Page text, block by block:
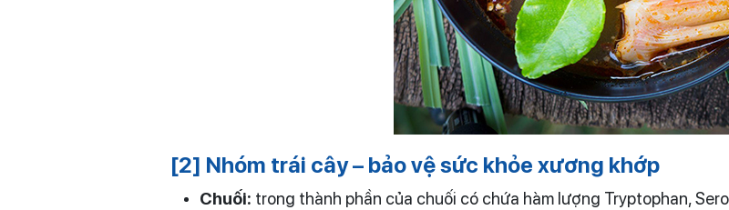
[2] Nhóm trái cây – bảo vệ sức khỏe xương khớp
Chuối: trong thành phần của chuối có chứa hàm lượng Tryptophan,